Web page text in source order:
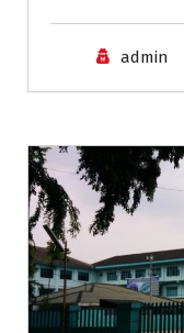
admin